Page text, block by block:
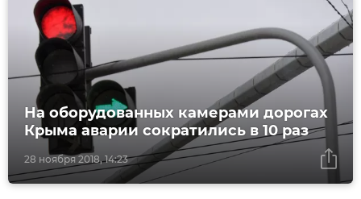
28 ноября 2018, 14:23
На оборудованных камерами дорогах
Крыма аварии сократились в 10 раз